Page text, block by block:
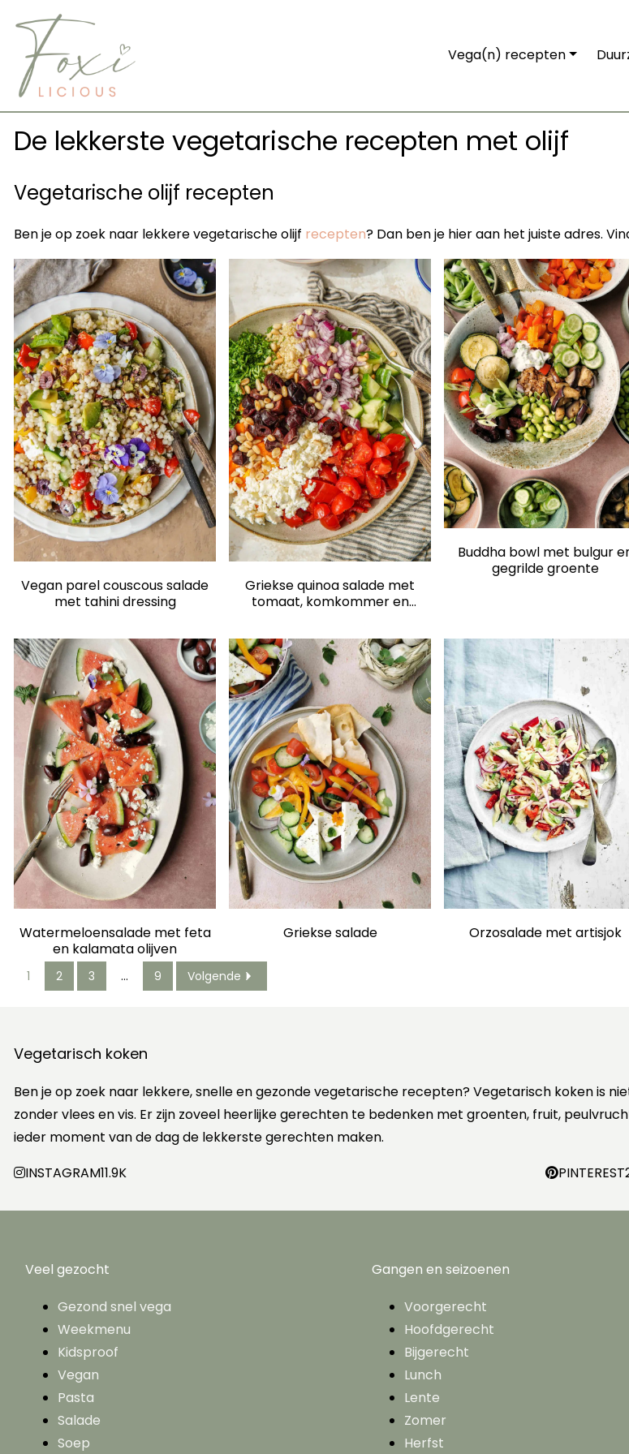
content
Vega(n) recepten
De lekkerste vegetarische recepten met olijf
Vegetarische olijf recepten
Ben je op zoek naar lekkere vegetarische olijf recepten? Dan ben je hier aan het juiste adres.
Vegan parel couscous salade
met tahini dressing
Griekse quinoa salade met
tomaat, komkommer en
Buddha bowl met bulgur
gegrilde groente
Watermeloensalade met feta
en kalamata olijven
Griekse salade Orzosalade met artisjok
1 2 3 … 9 Volgende
Vegetarisch koken
Ben je op zoek naar lekkere, snelle en gezonde vegetarische recepten? Vegetarisch koken is
zonder vlees en vis. Er zijn zoveel heerlijke gerechten te bedenken met groenten, fruit,
ieder moment van de dag de lekkerste gerechten maken.
INSTAGRAM11.9K PINTEREST
Veel gezocht
Gezond snel vega
Weekmenu
Kidsproof
Vegan
Pasta
Salade
Soep
Gangen en seizoenen
Voorgerecht
Hoofdgerecht
Bijgerecht
Lunch
Lente
Zomer
Herfst